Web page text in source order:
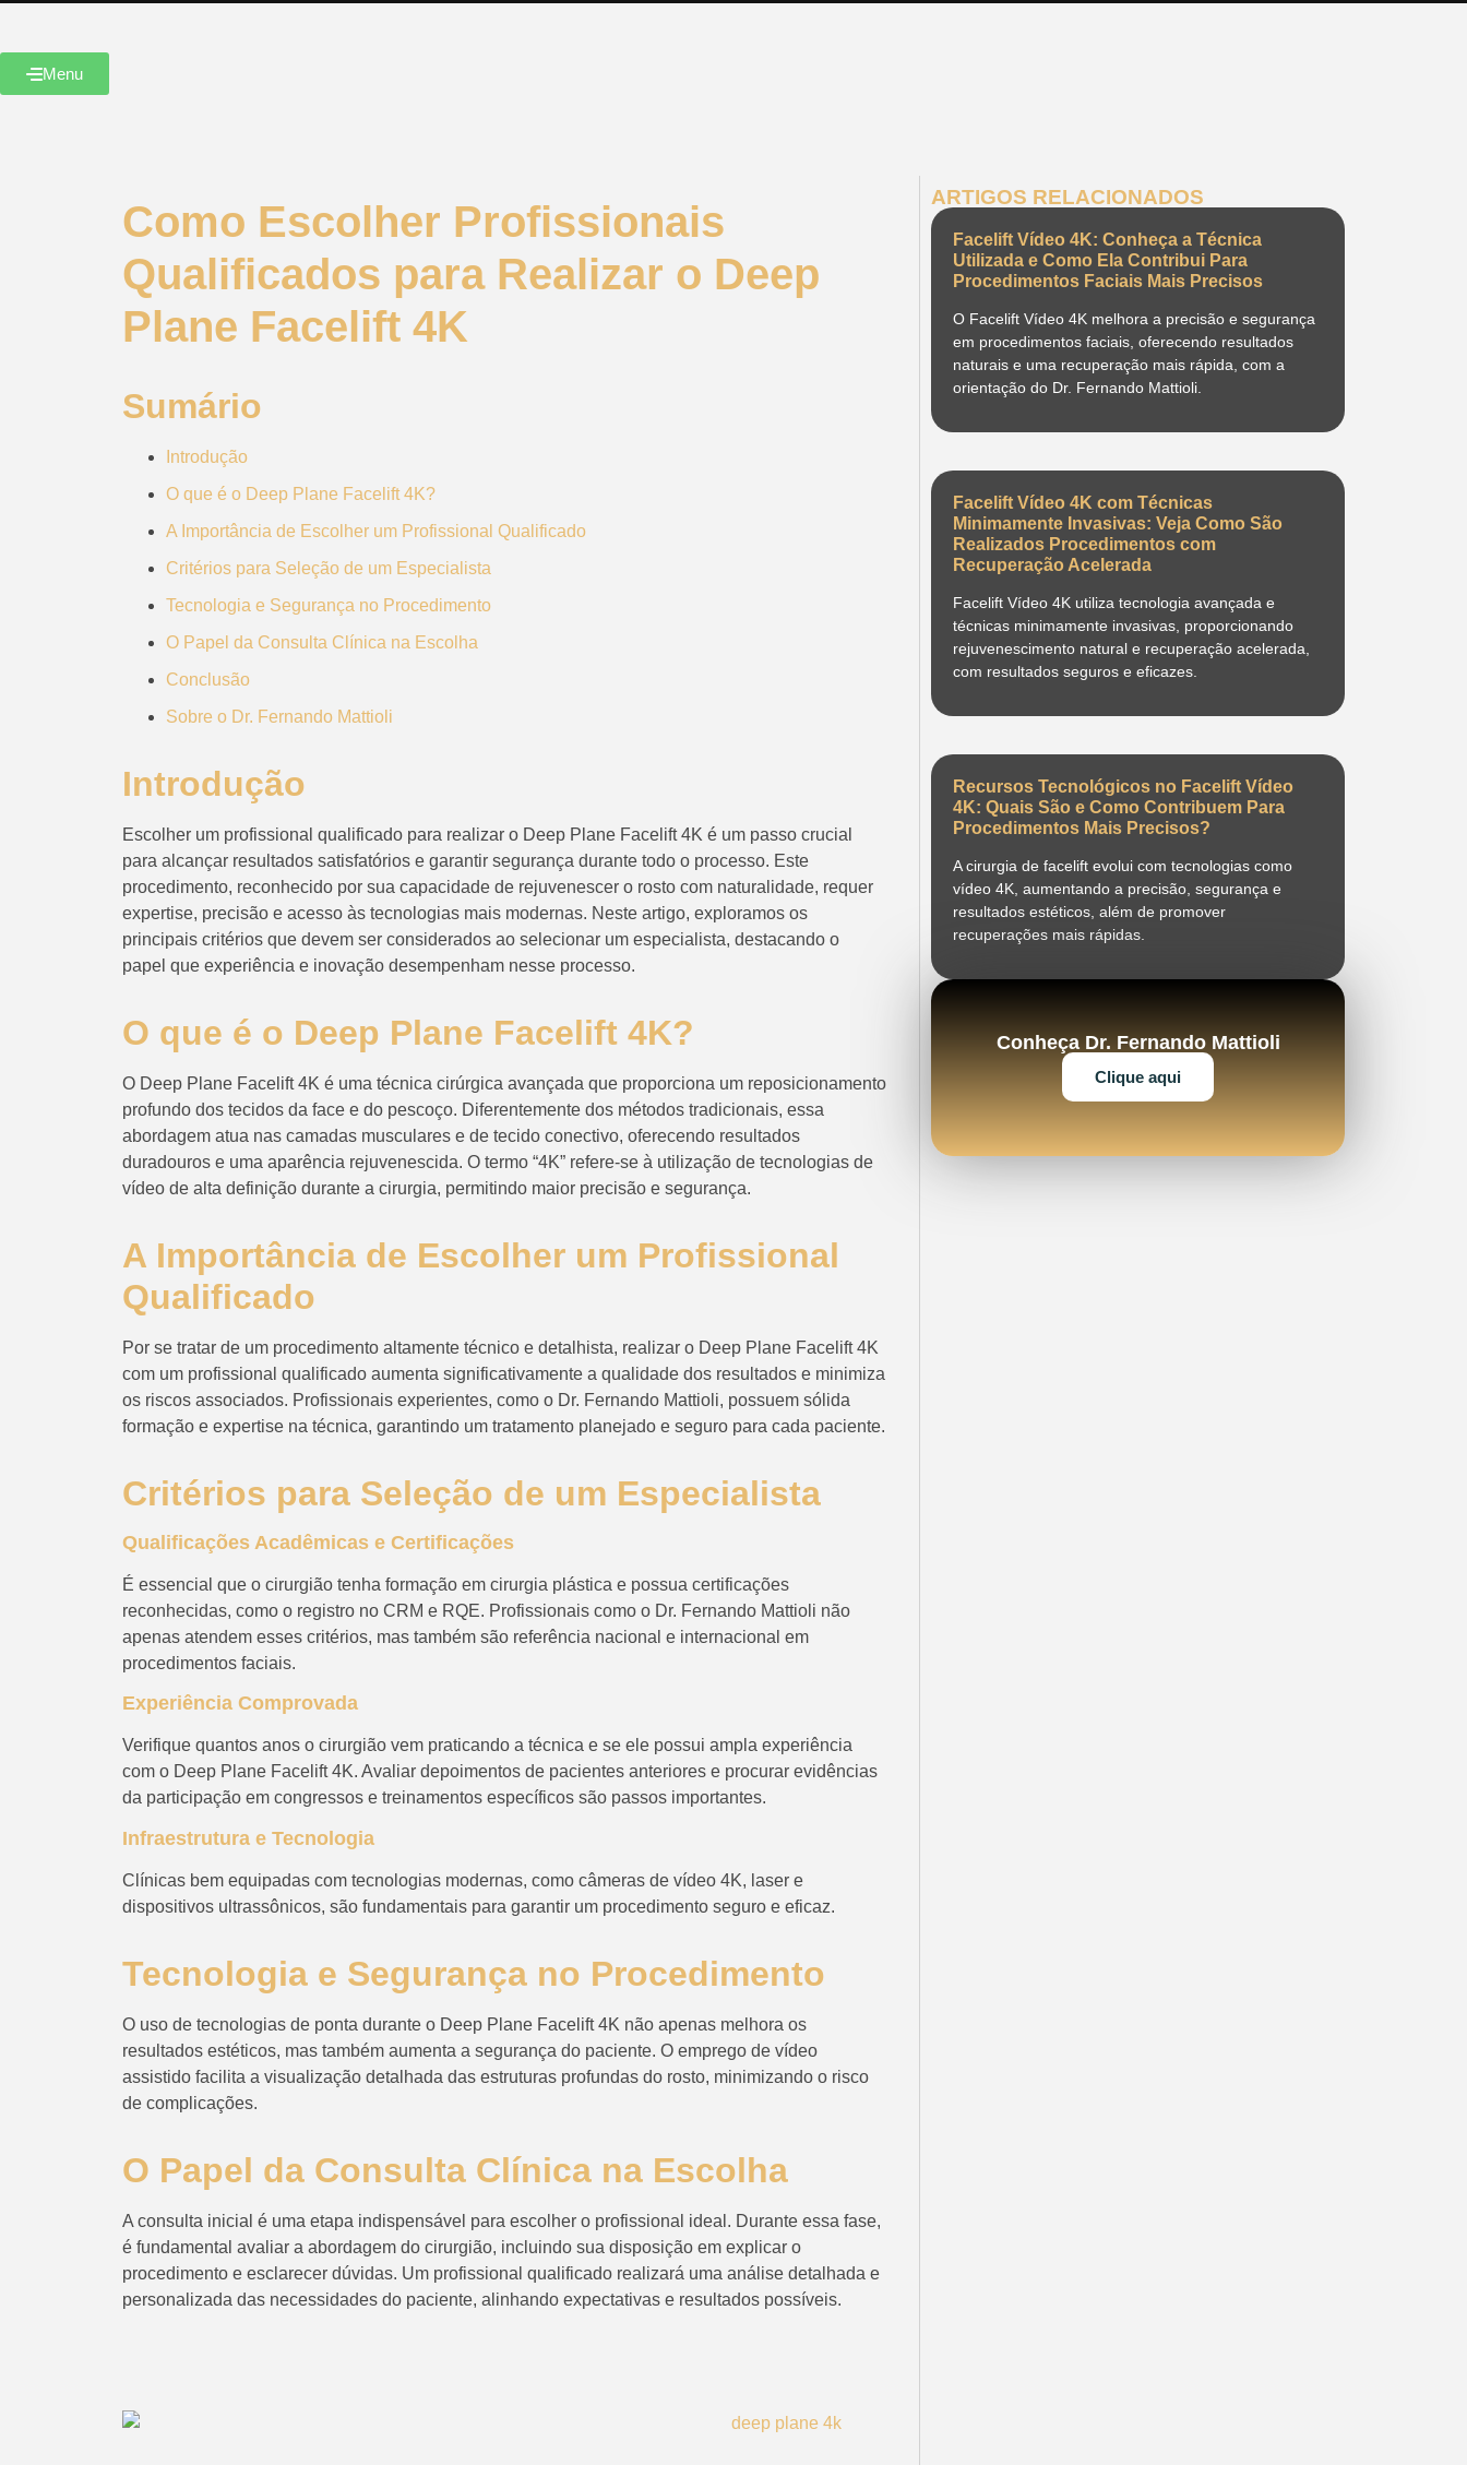
Menu
Como Escolher Profissionais
Qualificados para Realizar o Deep
Plane Facelift 4K
Sumário
Introdução
O que é o Deep Plane Facelift 4K?
A Importância de Escolher um Profissional Qualificado
Critérios para Seleção de um Especialista
Tecnologia e Segurança no Procedimento
O Papel da Consulta Clínica na Escolha
Conclusão
Sobre o Dr. Fernando Mattioli
Introdução
Escolher um profissional qualificado para realizar o Deep Plane Facelift 4K é um passo crucial
para alcançar resultados satisfatórios e garantir segurança durante todo o processo. Este
procedimento, reconhecido por sua capacidade de rejuvenescer o rosto com naturalidade, requer
expertise, precisão e acesso às tecnologias mais modernas. Neste artigo, exploramos os
principais critérios que devem ser considerados ao selecionar um especialista, destacando o
papel que experiência e inovação desempenham nesse processo.
O que é o Deep Plane Facelift 4K?
O Deep Plane Facelift 4K é uma técnica cirúrgica avançada que proporciona um reposicionamento
profundo dos tecidos da face e do pescoço. Diferentemente dos métodos tradicionais, essa
abordagem atua nas camadas musculares e de tecido conectivo, oferecendo resultados
duradouros e uma aparência rejuvenescida. O termo “4K” refere-se à utilização de tecnologias de
vídeo de alta definição durante a cirurgia, permitindo maior precisão e segurança.
A Importância de Escolher um Profissional
Qualificado
Por se tratar de um procedimento altamente técnico e detalhista, realizar o Deep Plane Facelift 4K
com um profissional qualificado aumenta significativamente a qualidade dos resultados e minimiza
os riscos associados. Profissionais experientes, como o Dr. Fernando Mattioli, possuem sólida
formação e expertise na técnica, garantindo um tratamento planejado e seguro para cada paciente.
Critérios para Seleção de um Especialista
Qualificações Acadêmicas e Certificações
É essencial que o cirurgião tenha formação em cirurgia plástica e possua certificações
reconhecidas, como o registro no CRM e RQE. Profissionais como o Dr. Fernando Mattioli não
apenas atendem esses critérios, mas também são referência nacional e internacional em
procedimentos faciais.
Experiência Comprovada
Verifique quantos anos o cirurgião vem praticando a técnica e se ele possui ampla experiência
com o Deep Plane Facelift 4K. Avaliar depoimentos de pacientes anteriores e procurar evidências
da participação em congressos e treinamentos específicos são passos importantes.
Infraestrutura e Tecnologia
Clínicas bem equipadas com tecnologias modernas, como câmeras de vídeo 4K, laser e
dispositivos ultrassônicos, são fundamentais para garantir um procedimento seguro e eficaz.
Tecnologia e Segurança no Procedimento
O uso de tecnologias de ponta durante o Deep Plane Facelift 4K não apenas melhora os
resultados estéticos, mas também aumenta a segurança do paciente. O emprego de vídeo
assistido facilita a visualização detalhada das estruturas profundas do rosto, minimizando o risco
de complicações.
O Papel da Consulta Clínica na Escolha
A consulta inicial é uma etapa indispensável para escolher o profissional ideal. Durante essa fase,
é fundamental avaliar a abordagem do cirurgião, incluindo sua disposição em explicar o
procedimento e esclarecer dúvidas. Um profissional qualificado realizará uma análise detalhada e
personalizada das necessidades do paciente, alinhando expectativas e resultados possíveis.
ARTIGOS RELACIONADOS
Facelift Vídeo 4K: Conheça a Técnica
Utilizada e Como Ela Contribui Para
Procedimentos Faciais Mais Precisos
O Facelift Vídeo 4K melhora a precisão e segurança
em procedimentos faciais, oferecendo resultados
naturais e uma recuperação mais rápida, com a
orientação do Dr. Fernando Mattioli.
Facelift Vídeo 4K com Técnicas
Minimamente Invasivas: Veja Como São
Realizados Procedimentos com
Recuperação Acelerada
Facelift Vídeo 4K utiliza tecnologia avançada e
técnicas minimamente invasivas, proporcionando
rejuvenescimento natural e recuperação acelerada,
com resultados seguros e eficazes.
Recursos Tecnológicos no Facelift Vídeo
4K: Quais São e Como Contribuem Para
Procedimentos Mais Precisos?
A cirurgia de facelift evolui com tecnologias como
vídeo 4K, aumentando a precisão, segurança e
resultados estéticos, além de promover
recuperações mais rápidas.
Conheça Dr. Fernando Mattioli
Clique aqui